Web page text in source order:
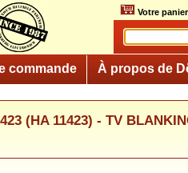
Votre panier
commande À propos de
(HA 11423) - TV